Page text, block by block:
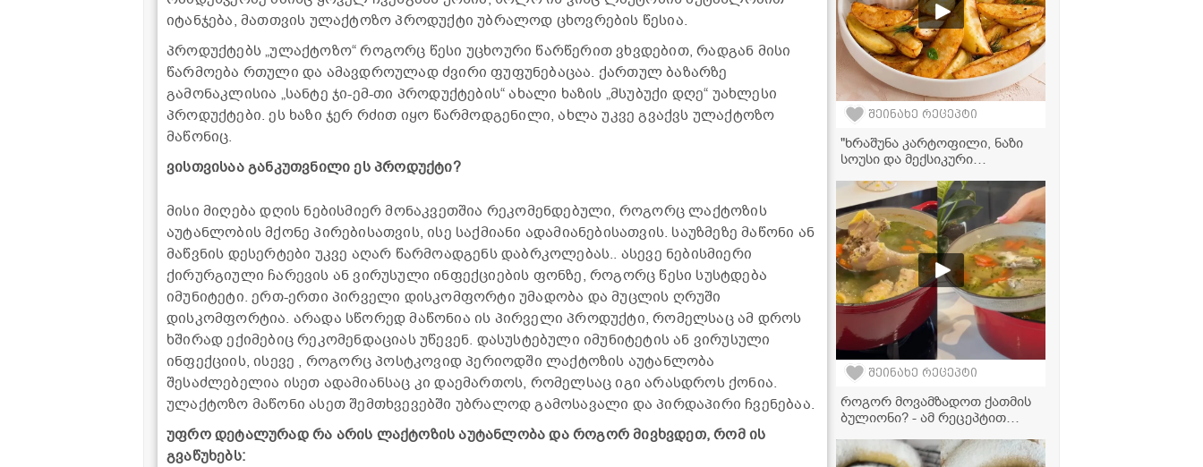
იტანჯება, მათთვის ულაქტოზო პროდუქტი უბრალოდ ცხოვრების წესია.
პროდუქტებს „ულაქტოზო“ როგორც წესი უცხოური წარწერით ვხვდებით, რადგან მისი
წარმოება რთული და ამავდროულად ძვირი ფუფუნებაცაა. ქართულ ბაზარზე
გამონაკლისია „სანტე ჯი-ემ-თი პროდუქტების“ ახალი ხაზის „მსუბუქი დღე“ უახლესი
პროდუქტები. ეს ხაზი ჯერ რძით იყო წარმოდგენილი, ახლა უკვე გვაქვს ულაქტოზო
მაწონიც.
ვისთვისაა განკუთვნილი ეს პროდუქტი?
მისი მიღება დღის ნებისმიერ მონაკვეთშია რეკომენდებული, როგორც ლაქტოზის
აუტანლობის მქონე პირებისათვის, ისე საქმიანი ადამიანებისათვის. საუზმეზე მაწონი ან
მაწვნის დესერტები უკვე აღარ წარმოადგენს დაბრკოლებას.. ასევე ნებისმიერი
ქირურგიული ჩარევის ან ვირუსული ინფექციების ფონზე, როგორც წესი სუსტდება
იმუნიტეტი. ერთ-ერთი პირველი დისკომფორტი უმადობა და მუცლის ღრუში
დისკომფორტია. არადა სწორედ მაწონია ის პირველი პროდუქტი, რომელსაც ამ დროს
ხშირად ექიმებიც რეკომენდაციას უწევენ. დასუსტებული იმუნიტეტის ან ვირუსული
ინფექციის, ისევე , როგორც პოსტკოვიდ პერიოდში ლაქტოზის აუტანლობა
შესაძლებელია ისეთ ადამიანსაც კი დაემართოს, რომელსაც იგი არასდროს ქონია.
ულაქტოზო მაწონი ასეთ შემთხვევებში უბრალოდ გამოსავალი და პირდაპირი ჩვენებაა.
უფრო დეტალურად რა არის ლაქტოზის აუტანლობა და როგორ მივხვდეთ, რომ ის
გვაწუხებს:
შეინახე რეცეპტი
"ხრაშუნა კარტოფილი, ნაზი
სოუსი და მექსიკური
აუცილებლად ჩაინიშნეთ!" -
მკითხველის ვიდეორეცეპტი
შეინახე რეცეპტი
როგორ მოვამზადოთ ქათმის
ბულიონი? - ამ რეცეპტით
გამოდის!